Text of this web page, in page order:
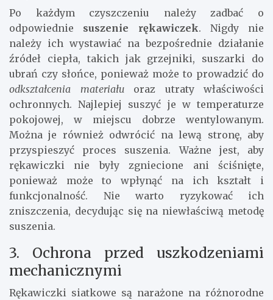
Po każdym czyszczeniu należy zadbać o
odpowiednie suszenie rękawiczek. Nigdy nie
należy ich wystawiać na bezpośrednie działanie
źródeł ciepła, takich jak grzejniki, suszarki do
ubrań czy słońce, ponieważ może to prowadzić do
odkształcenia materiałuoraz utraty właściwości
ochronnych. Najlepiej suszyć je w temperaturze
pokojowej, w miejscu dobrze wentylowanym.
Można je również odwrócić na lewą stronę, aby
przyspieszyć proces suszenia. Ważne jest, aby
rękawiczki nie były zgniecione ani ściśnięte,
ponieważ może to wpłynąć na ich kształt i
funkcjonalność. Nie warto ryzykować ich
zniszczenia, decydując się na niewłaściwą metodę
suszenia.
3. Ochrona przed uszkodzeniami
mechanicznymi
Rękawiczki siatkowe są narażone na różnorodne